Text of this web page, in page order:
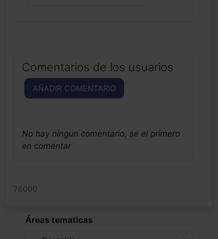
Comentarios de los usuarios
AÑADIR COMENTARIO
No hay ningun comentario, se el primero
en comentar
76000
Áreas tematicas